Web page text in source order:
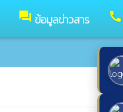
forum ข้อมูลข่าวสาร call